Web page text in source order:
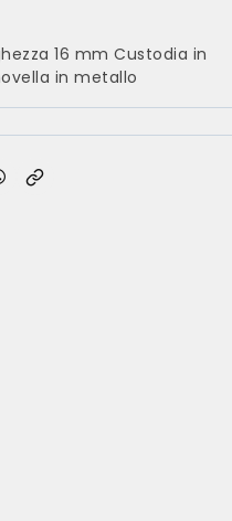
16 mm Custodia in
in metallo